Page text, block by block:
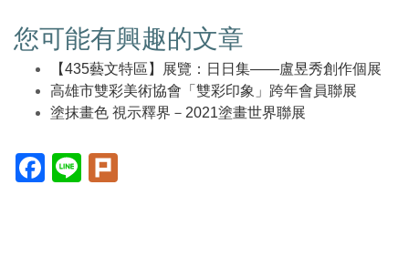
您可能有興趣的文章
【435藝文特區】展覽：日日集——盧昱秀創作個展
高雄市雙彩美術協會「雙彩印象」跨年會員聯展
塗抹畫色 視示釋界－2021塗畫世界聯展
Facebook(另
開
Line(另
開